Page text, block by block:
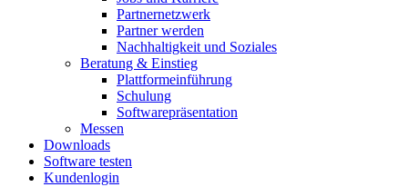
Partnernetzwerk
Partner werden
Nachhaltigkeit und Soziales
Beratung & Einstieg
Plattformeinführung
Schulung
Softwarepräsentation
Messen
Downloads
Software testen
Kundenlogin